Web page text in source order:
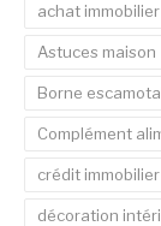
achat immobilier
Astuces maison
Borne
Complément
crédit immobilier
décoration